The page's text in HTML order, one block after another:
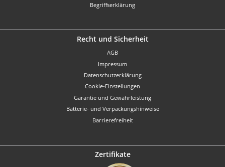
Begriffserklärung
Recht und Sicherheit
AGB
Impressum
Datenschutzerklärung
Cookie-Einstellungen
Garantie und Gewährleistung
Batterie- und Verpackungshinweise
Barrierefreiheit
Zertifikate